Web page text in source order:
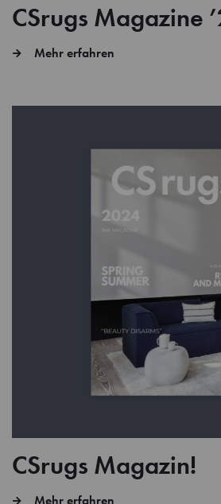
CSrugs Magazine
Mehr erfahren
CSrugs Magazin!
Mehr erfahren